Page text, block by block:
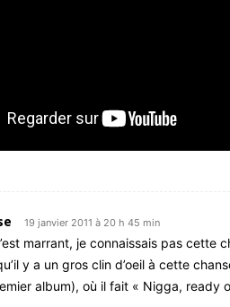
19 janvier 2011 à 20 h 45 min
marrant, je connaissais pas cette
y a un gros clin d’oeil à cette
album), où il fait « Nigga, ready